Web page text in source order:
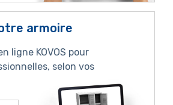
armoire
ligne KOVOS pour
selon vos